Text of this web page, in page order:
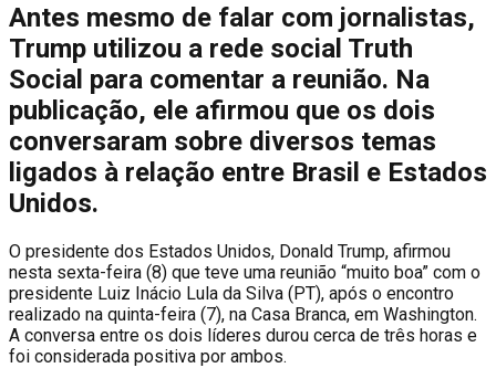
Antes mesmo de falar com jornalistas,
Trump utilizou a rede social Truth
Social para comentar a reunião. Na
publicação, ele afirmou que os dois
conversaram sobre diversos temas
ligados à relação entre Brasil e Estados
Unidos.
O presidente dos Estados Unidos, Donald Trump, afirmou
nesta sexta-feira (8) que teve uma reunião “muito boa” com o
presidente Luiz Inácio Lula da Silva (PT), após o encontro
realizado na quinta-feira (7), na Casa Branca, em Washington.
A conversa entre os dois líderes durou cerca de três horas e
foi considerada positiva por ambos.